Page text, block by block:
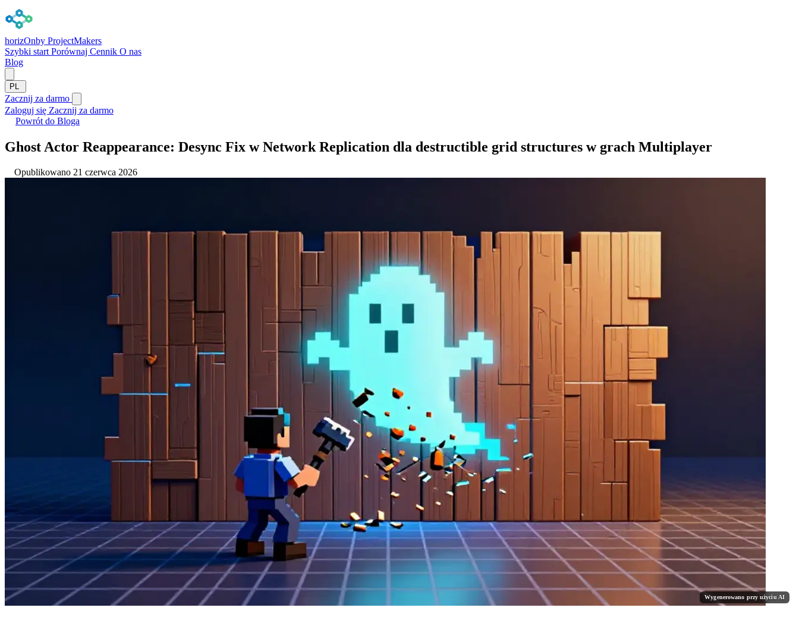
horizOnby ProjectMakers
Szybki start Porównaj Cennik O nas
Blog
PL
Zacznij za darmo
Zaloguj się Zacznij za darmo
Powrót do Bloga
Ghost Actor Reappearance: Desync Fix w Network Replication dla destructible grid structures w grach Multiplayer
Opublikowano 21 czerwca 2026
Wygenerowano przy użyciu AI